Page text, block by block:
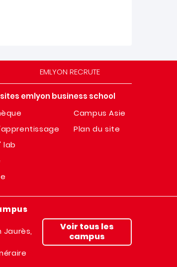
EMLYON RECRUTE
emlyon business school
lab
Campus Asie
Plan du site
Jaurès,
Voir tous les
campus